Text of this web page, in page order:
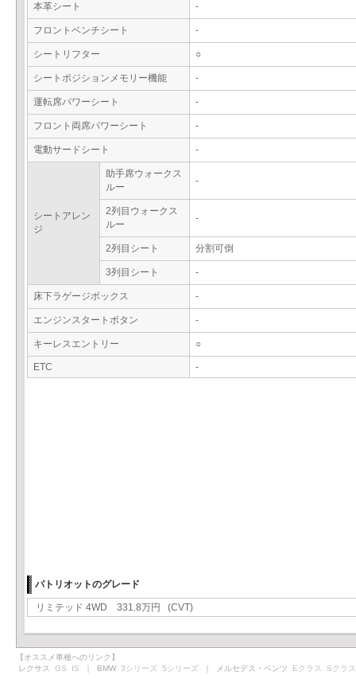
本革シート -
フロントベンチシート -
シートリフター ○
シートポジションメモリー機能 -
運転席パワーシート -
フロント両席パワーシート -
電動サードシート -
シートアレン
ジ
助手席ウォークス
ルー
-
2列目ウォークス
ルー
-
2列目シート 分割可倒
3列目シート -
床下ラゲージボックス -
エンジンスタートボタン -
キーレスエントリー ○
ETC -
パトリオットのグレード
リミテッド 4WD 331.8万円 (CVT)
【オススメ車種へのリンク】
レクサス GS IS ｜ BMW 3シリーズ 5シリーズ ｜ メルセデス・ベンツ Eクラス Sクラス